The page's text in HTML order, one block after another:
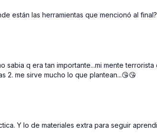
están las herramientas que mencionó al final?
sabia q era tan importante...mi mente
2. me sirve mucho lo que plantean...😘😘
Y lo de materiales extra para seguir